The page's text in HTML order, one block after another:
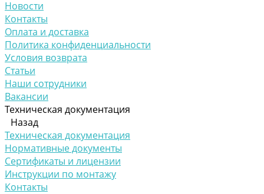
Новости
Контакты
Оплата и доставка
Политика конфиденциальности
Условия возврата
Статьи
Наши сотрудники
Вакансии
Техническая документация
Назад
Техническая документация
Нормативные документы
Сертификаты и лицензии
Инструкции по монтажу
Контакты